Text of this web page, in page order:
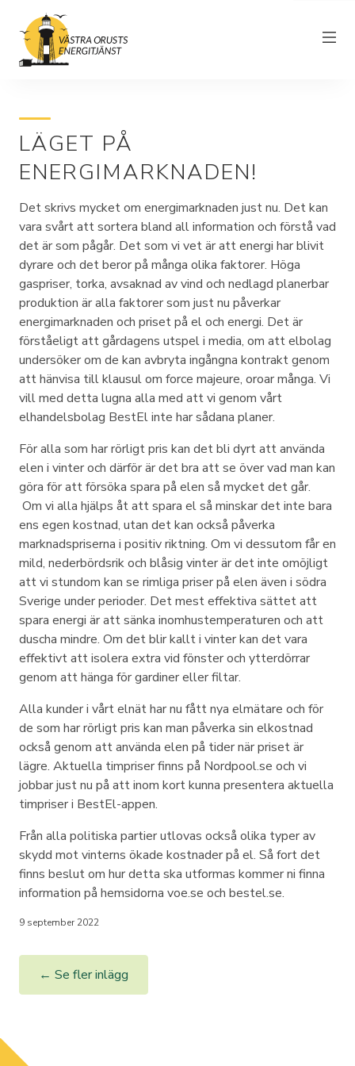
Om föreningen
Elnät
Driftinformation
Kundtjänst
Elhandel
Nyheter
LÄGET PÅ
ENERGIMARKNADEN!
Det skrivs mycket om energimarknaden just nu. Det kan
vara svårt att sortera bland all information och förstå vad
det är som pågår. Det som vi vet är att energi har blivit
dyrare och det beror på många olika faktorer. Höga
gaspriser, torka, avsaknad av vind och nedlagd planerbar
produktion är alla faktorer som just nu påverkar
energimarknaden och priset på el och energi. Det är
förståeligt att gårdagens utspel i media, om att elbolag
undersöker om de kan avbryta ingångna kontrakt genom
att hänvisa till klausul om force majeure, oroar många. Vi
vill med detta lugna alla med att vi genom vårt
elhandelsbolag BestEl inte har sådana planer.
För alla som har rörligt pris kan det bli dyrt att använda
elen i vinter och därför är det bra att se över vad man kan
göra för att försöka spara på elen så mycket det går.
Om vi alla hjälps åt att spara el så minskar det inte bara
ens egen kostnad, utan det kan också påverka
marknadspriserna i positiv riktning. Om vi dessutom får en
mild, nederbördsrik och blåsig vinter är det inte omöjligt
att vi stundom kan se rimliga priser på elen även i södra
Sverige under perioder. Det mest effektiva sättet att
spara energi är att sänka inomhustemperaturen och att
duscha mindre. Om det blir kallt i vinter kan det vara
effektivt att isolera extra vid fönster och ytterdörrar
genom att hänga för gardiner eller filtar.
Alla kunder i vårt elnät har nu fått nya elmätare och för
de som har rörligt pris kan man påverka sin elkostnad
också genom att använda elen på tider när priset är
lägre. Aktuella timpriser finns på Nordpool.se och vi
jobbar just nu på att inom kort kunna presentera aktuella
timpriser i BestEl-appen.
Från alla politiska partier utlovas också olika typer av
skydd mot vinterns ökade kostnader på el. Så fort det
finns beslut om hur detta ska utformas kommer ni finna
information på hemsidorna voe.se och bestel.se.
9 september 2022
← Se fler inlägg